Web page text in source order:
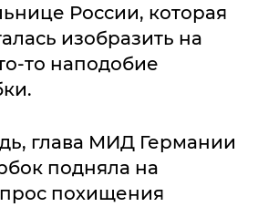
России, которая
изобразить на
то наподобие
глава МИД Германии
подняла на
похищения